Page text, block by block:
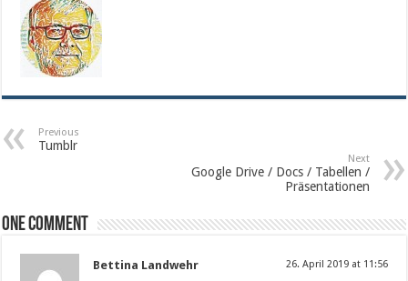
Previous
Tumblr
Next
Google Drive / Docs / Tabellen /
Präsentationen
One comment
Bettina Landwehr 26. April 2019 at 11:56